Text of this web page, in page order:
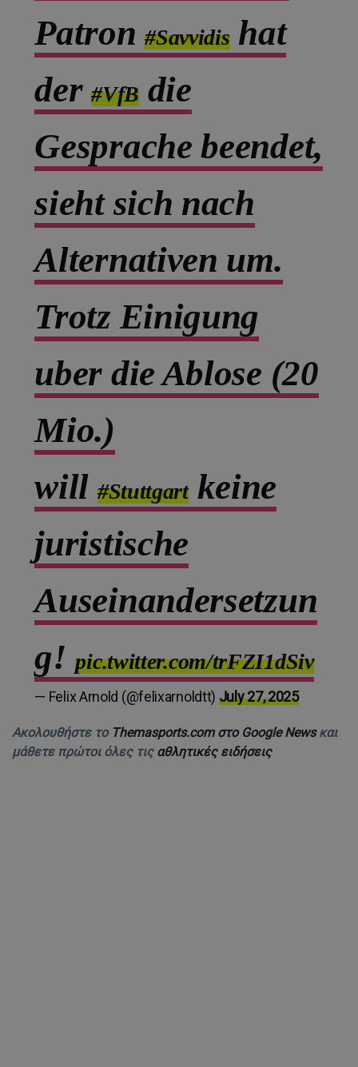
Patron#Savvidishat
der#VfBdie
Gesprache beendet,
sieht sich nach
Alternativen um.
Trotz Einigung
uber die Ablose (20
Mio.)
will #Stuttgartkeine
juristische
Auseinandersetzun
g!pic.twitter.com/trFZI1dSiv
— Felix Arnold (@felixarnoldtt) July 27, 2025
Ακολουθήστε το Themasports.com στο Google Newsκαι
μάθετε πρώτοι όλες τις αθλητικές ειδήσεις